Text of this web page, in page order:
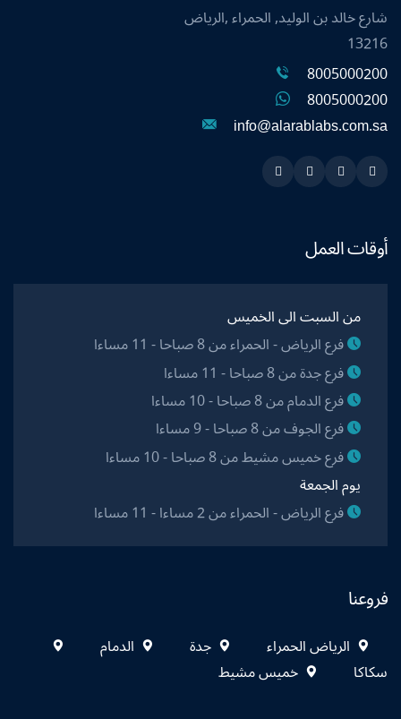
شارع خالد بن الوليد, الحمراء ,الرياض
13216
8005000200
8005000200
info@alarablabs.com.sa
Snapchat
Twitter
Linkedin
Instagram
أوقات العمل
من السبت الى الخميس
فرع الرياض - الحمراء من 8 صباحا - 11 مساءا
فرع جدة من 8 صباحا - 11 مساءا
فرع الدمام من 8 صباحا - 10 مساءا
فرع الجوف من 8 صباحا - 9 مساءا
فرع خميس مشيط من 8 صباحا - 10 مساءا
يوم الجمعة
فرع الرياض - الحمراء من 2 مساءا - 11 مساءا
فروعنا
الرياض الحمراء جدة
الدمام
سكاكا
خميس مشيط